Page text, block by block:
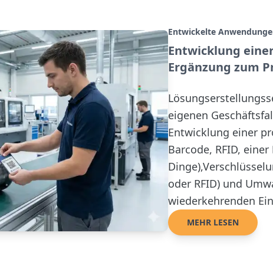
Entwickelte
Entwicklung
Ergänzung zum
eigenen
Entwicklung einer
Barcode, RFID,
oder RFID) und
wiederkehrenden
MEHR LESEN